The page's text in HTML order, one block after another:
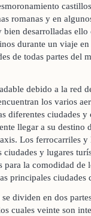
romanas y en
bien desarrolladas
durante un viaje
de todas partes del
debido a la red
los varios
diferentes ciudades y
llegar a su destino
Los ferrocarriles y
y lugares
para la comodidad de
principales ciudades
dividen en dos
cuales veinte son